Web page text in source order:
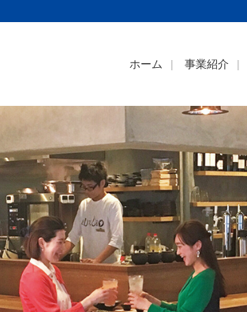
ホーム 事業紹介